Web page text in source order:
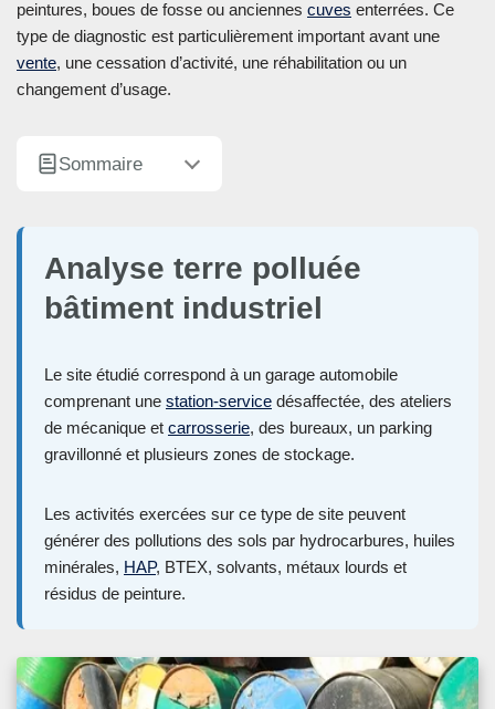
peintures, boues de fosse ou anciennes cuves enterrées. Ce
type de diagnostic est particulièrement important avant une
vente, une cessation d’activité, une réhabilitation ou un
changement d’usage.
Sommaire
Analyse terre polluée
bâtiment industriel
Le site étudié correspond à un garage automobile
comprenant une station-service désaffectée, des ateliers
de mécanique et carrosserie, des bureaux, un parking
gravillonné et plusieurs zones de stockage.
Les activités exercées sur ce type de site peuvent
générer des pollutions des sols par hydrocarbures, huiles
minérales, HAP, BTEX, solvants, métaux lourds et
résidus de peinture.